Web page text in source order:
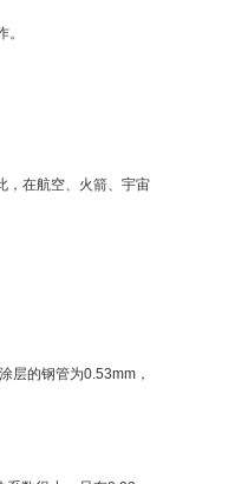
在航空、火箭、宇宙
的钢管为0.53mm，